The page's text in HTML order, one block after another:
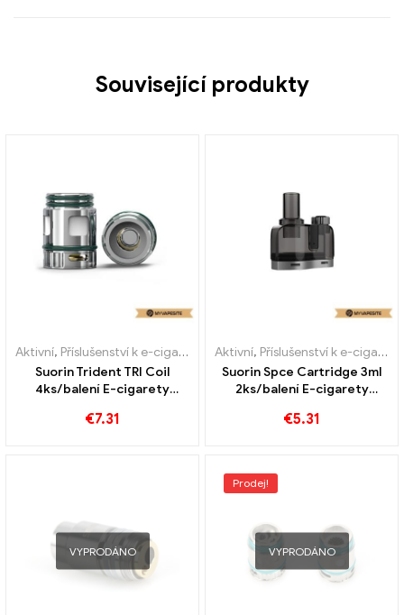
Související produkty
Aktivní, Příslušenství k e-cigaretám ,Výparník
Suorin Trident TRI Coil
4ks/balení E-cigarety
€7.31
Aktivní, Příslušenství k e-cigaretám
Suorin Spce Cartridge 3ml
2ks/balení E-cigarety
€5.31
VYPRODÁNO
Prodej!
VYPRODÁNO